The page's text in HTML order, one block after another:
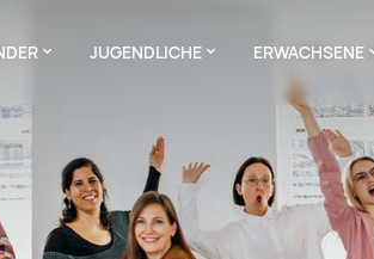
JUGENDLICHE ERWACHSENE